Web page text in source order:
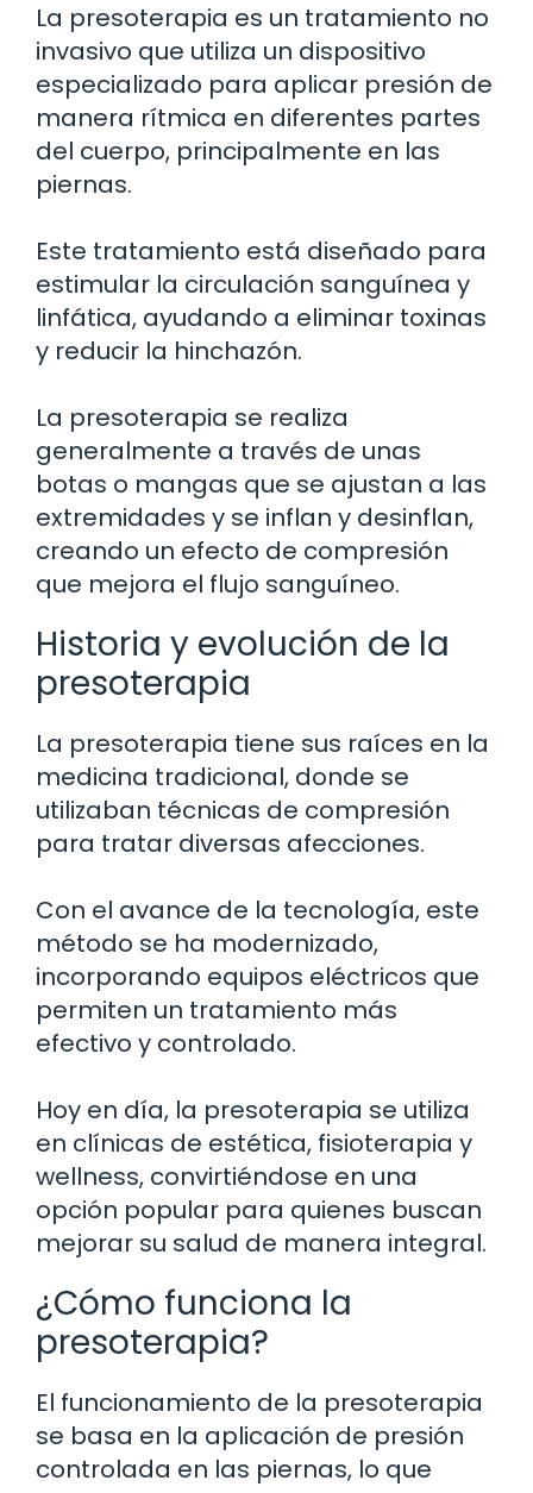
La presoterapia es un tratamiento no
invasivo que utiliza un dispositivo
especializado para aplicar presión de
manera rítmica en diferentes partes
del cuerpo, principalmente en las
piernas.
Este tratamiento está diseñado para
estimular la circulación sanguínea y
linfática, ayudando a eliminar toxinas
y reducir la hinchazón.
La presoterapia se realiza
generalmente a través de unas
botas o mangas que se ajustan a las
extremidades y se inflan y desinflan,
creando un efecto de compresión
que mejora el flujo sanguíneo.
Historia y evolución de la
presoterapia
La presoterapia tiene sus raíces en la
medicina tradicional, donde se
utilizaban técnicas de compresión
para tratar diversas afecciones.
Con el avance de la tecnología, este
método se ha modernizado,
incorporando equipos eléctricos que
permiten un tratamiento más
efectivo y controlado.
Hoy en día, la presoterapia se utiliza
en clínicas de estética, fisioterapia y
wellness, convirtiéndose en una
opción popular para quienes buscan
mejorar su salud de manera integral.
¿Cómo funciona la
presoterapia?
El funcionamiento de la presoterapia
se basa en la aplicación de presión
controlada en las piernas, lo que